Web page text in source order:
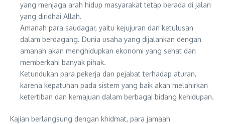
yang menjaga arah hidup masyarakat tetap berada di jalan
yang diridhai Allah.
Amanah para saudagar, yaitu kejujuran dan ketulusan
dalam berdagang. Dunia usaha yang dijalankan dengan
amanah akan menghidupkan ekonomi yang sehat dan
memberkahi banyak pihak.
Ketundukan para pekerja dan pejabat terhadap aturan,
karena kepatuhan pada sistem yang baik akan melahirkan
ketertiban dan kemajuan dalam berbagai bidang kehidupan.
Kajian berlangsung dengan khidmat, para jamaah